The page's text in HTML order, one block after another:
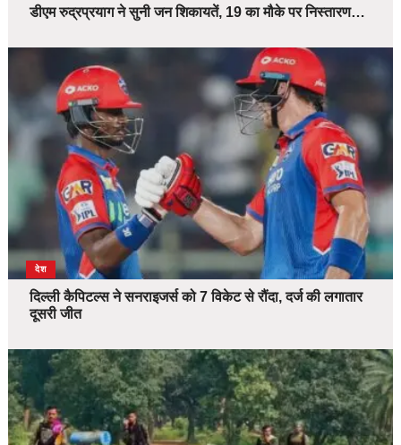
डीएम रुद्रप्रयाग ने सुनी जन शिकायतें, 19 का मौके पर निस्तारण…
देश
दिल्ली कैपिटल्स ने सनराइजर्स को 7 विकेट से रौंदा, दर्ज की लगातार
दूसरी जीत